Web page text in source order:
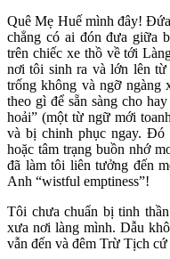
Quê Mẹ Huế mình đây!
chẳng có ai đón đưa giữa
trên chiếc xe thồ về tới
nơi tôi sinh ra và lớn lên
trống không và ngỡ ngàng
theo gì để sẵn sàng cho
hoải” (một từ ngữ mới
và bị chinh phục ngay. Đó
hoặc tâm trạng buồn nhớ
đã làm tôi liên tưởng đến
Anh “wistful emptiness”!
Tôi chưa chuẩn bị tinh
xưa nơi làng mình. Dẫu
vẫn đến và đêm Trừ Tịch